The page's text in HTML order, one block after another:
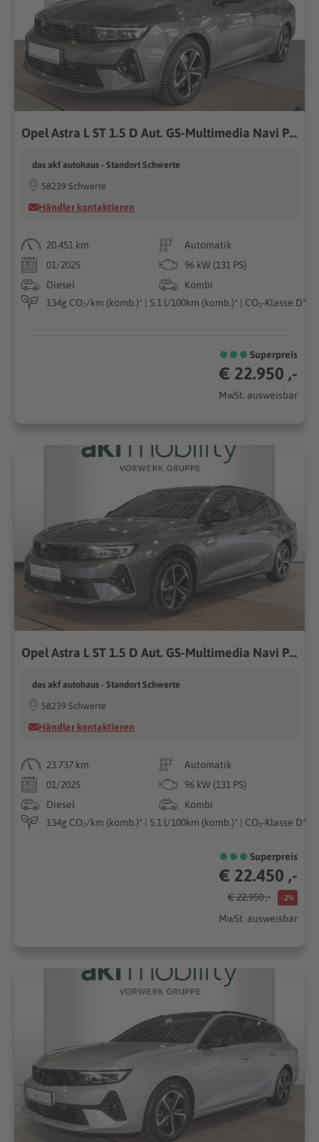
Opel Astra L ST 1.5 D Aut. GS-Multimedia Navi Pro*AHK
das akf autohaus - Standort Schwerte
58239 Schwerte
Händler kontaktieren
20.451 km
Automatik
01/2025
96 kW (131 PS)
Diesel
Kombi
134g CO₂/km (komb.)* | 5.1 l/100km (komb.)* | CO₂-Klasse D*
Superpreis
€ 22.950 ,-
MwSt. ausweisbar
Opel Astra L ST 1.5 D Aut. GS-Multimedia Navi Pro*AHK
das akf autohaus - Standort Schwerte
58239 Schwerte
Händler kontaktieren
23.737 km
Automatik
01/2025
96 kW (131 PS)
Diesel
Kombi
134g CO₂/km (komb.)* | 5.1 l/100km (komb.)* | CO₂-Klasse D*
Superpreis
€ 22.450 ,-
€ 22.950 ,- -2%
MwSt. ausweisbar